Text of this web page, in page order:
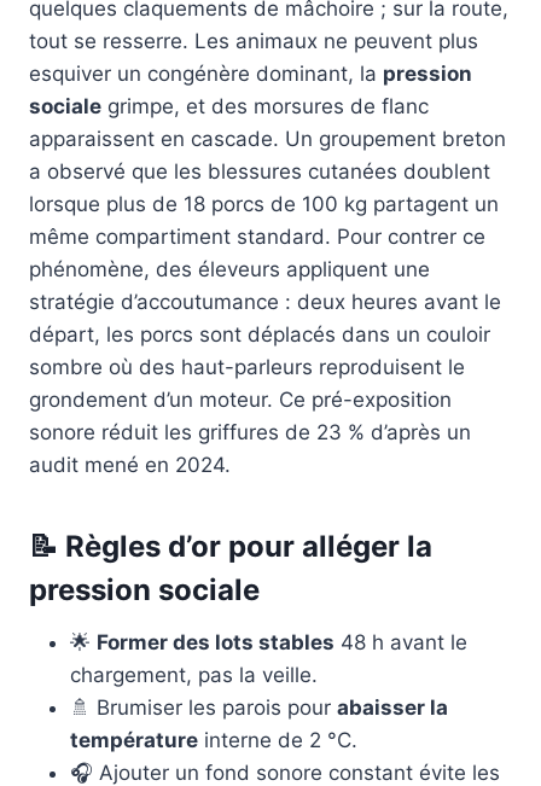
quelques claquements de mâchoire ; sur la route,
tout se resserre. Les animaux ne peuvent plus
esquiver un congénère dominant, la pression
sociale grimpe, et des morsures de flanc
apparaissent en cascade. Un groupement breton
a observé que les blessures cutanées doublent
lorsque plus de 18 porcs de 100 kg partagent un
même compartiment standard. Pour contrer ce
phénomène, des éleveurs appliquent une
stratégie d’accoutumance : deux heures avant le
départ, les porcs sont déplacés dans un couloir
sombre où des haut-parleurs reproduisent le
grondement d’un moteur. Ce pré-exposition
sonore réduit les griffures de 23 % d’après un
audit mené en 2024.
📝 Règles d’or pour alléger la
pression sociale
🌟 Former des lots stables 48 h avant le
chargement, pas la veille.
🚿 Brumiser les parois pour abaisser la
température interne de 2 °C.
🎧 Ajouter un fond sonore constant évite les